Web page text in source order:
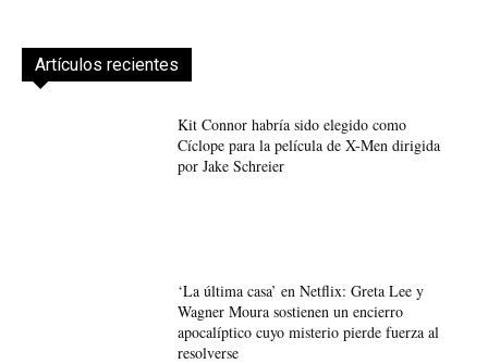
Artículos recientes
Kit Connor habría sido elegido como
Cíclope para la película de X-Men dirigida
por Jake Schreier
‘La última casa’ en Netflix: Greta Lee y
Wagner Moura sostienen un encierro
apocalíptico cuyo misterio pierde fuerza al
resolverse